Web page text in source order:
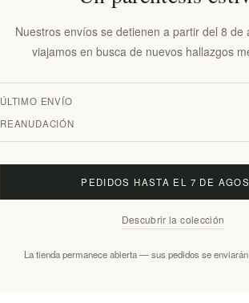
Nuestros envíos se detienen a partir del 8 de
viajamos en busca de nuevos hallazgos
ÚLTIMO ENVÍO
REANUDACIÓN
PEDIDOS HASTA EL 7 DE
Descubrir la colección
La tienda permanece abierta — sus pedidos se